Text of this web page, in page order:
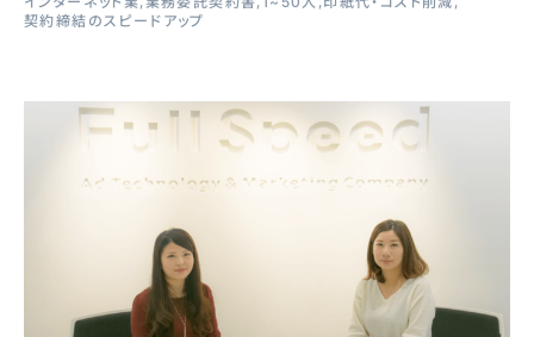
契約締結のスピードアップ